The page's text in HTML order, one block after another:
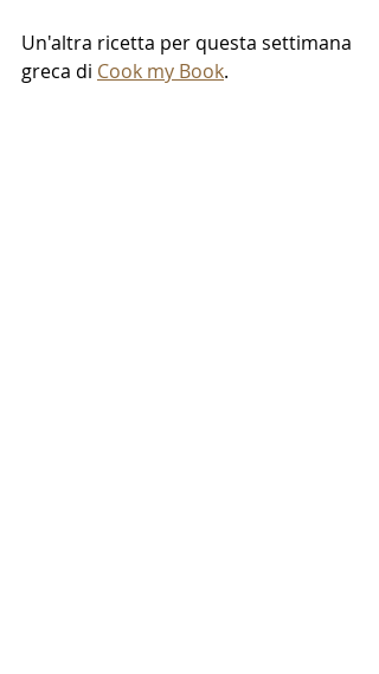
Un'altra ricetta per questa settimana
greca di Cook my Book.